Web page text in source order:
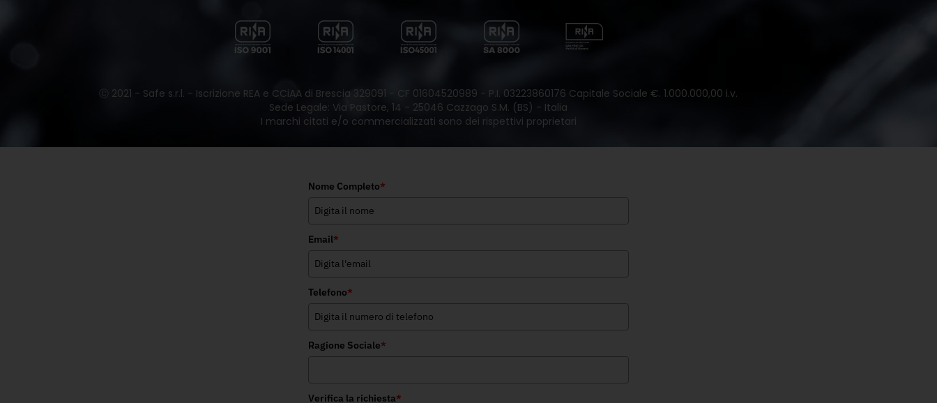
Ⓒ 2021 - Safe s.r.l. - Iscrizione REA e CCiAA di Brescia 329091 - CF 01604520989 - P.I. 03223860176 Capitale Sociale €. 1.000.000,00 i.v.
Sede Legale: Via Pastore, 14 - 25046 Cazzago S.M. (BS) - Italia
I marchi citati e/o commercializzati sono dei rispettivi proprietari
Nome Completo*
Email*
Telefono*
Ragione Sociale*
Verifica la richiesta*